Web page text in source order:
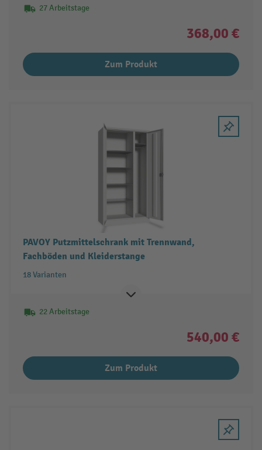
27 Arbeitstage
368,00 €
Zum Produkt
PAVOY Putzmittelschrank mit Trennwand,
Fachböden und Kleiderstange
18 Varianten
22 Arbeitstage
540,00 €
Zum Produkt